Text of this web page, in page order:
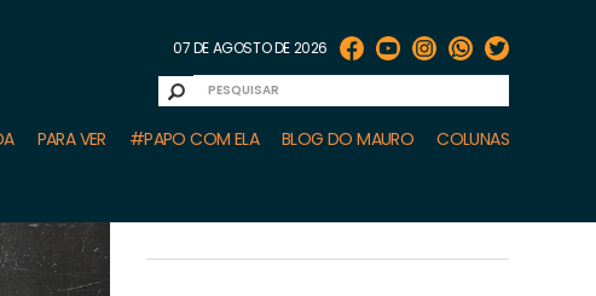
07 DE AGOSTO DE 2026
PARA VER #PAPO COM ELA BLOG DO MAURO COLUNAS